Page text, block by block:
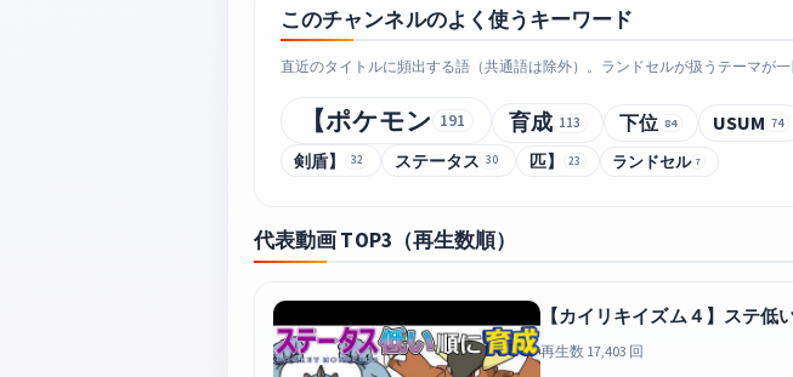
このチャンネルのよく使うキーワード
直近のタイトルに頻出する語（共通語は除外）。ランドセルが扱うテーマが一
【ポケモン 191 育成 113 下位 84 USUM 74
剣盾】 32 ステータス 30 匹】 23 ランドセル 7
代表動画 TOP3（再生数順）
【カイリキイズム４】ステ低
再生数 17,403 回